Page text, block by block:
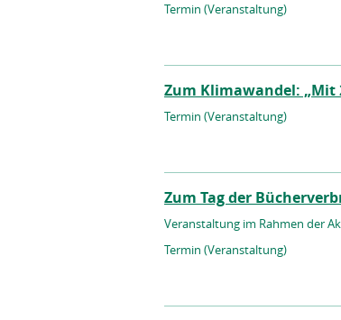
Termin (Veranstaltung)
Zum Klimawandel: „Mit
Termin (Veranstaltung)
Zum Tag der
Veranstaltung im Rahmen der
Termin (Veranstaltung)